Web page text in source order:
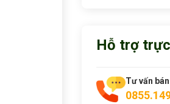
Hỗ trợ
Tư vấn